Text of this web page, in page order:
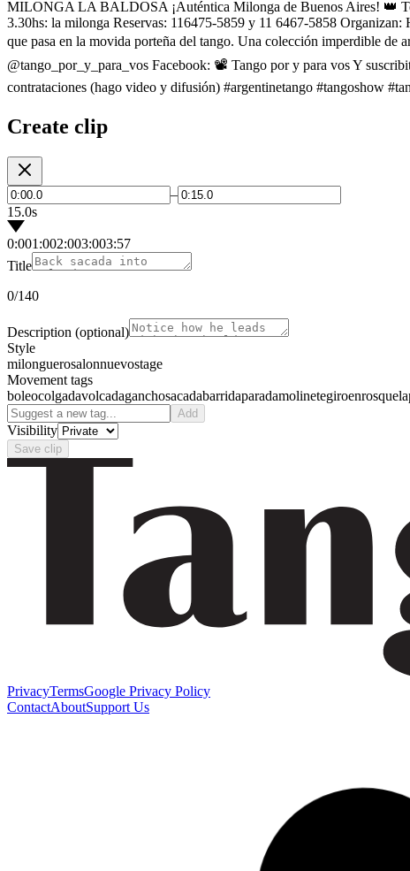
MILONGA LA BALDOSA ¡Auténtica Milonga de Buenos Aires! 👑
3.30hs: la milonga Reservas: 116475-5859 y 11 6467-5858
que pasa en la movida porteña del tango. Una colección imperdible de
@tango_por_y_para_vos Facebook: 📽️ Tango por y para vos Y
contrataciones (hago video y difusión) #argentinetango #tangoshow
Create clip
–
15.0s
0:001:002:003:003:57
Title
0/140
Description (optional)
Style
milonguerosalonnuevostage
Movement tags
boleocolgadavolcadaganchosacadabarridaparadamolinetegiroenrosque
Add
Visibility
Save clip
PrivacyTermsGoogle Privacy Policy
ContactAboutSupport Us